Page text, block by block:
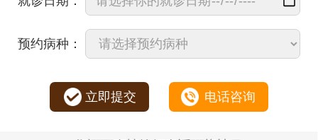
预约病种：
立即提交 电话咨询